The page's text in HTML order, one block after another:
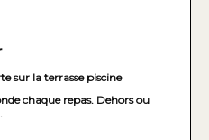
sur la terrasse piscine
chaque repas. Dehors ou